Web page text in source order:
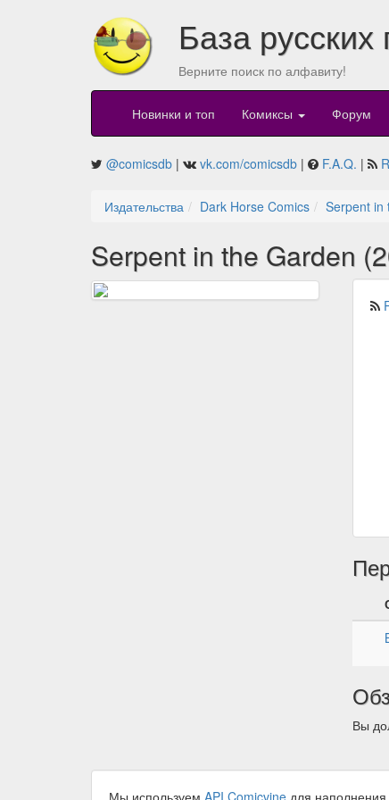
База
Верните поиск по алфавиту!
Новинки и топ Комиксы Форум
@comicsdb | vk.com/comicsdb | F.A.Q. |
Издательства Dark Horse Comics Serpent in
Serpent in the Garden
Вы